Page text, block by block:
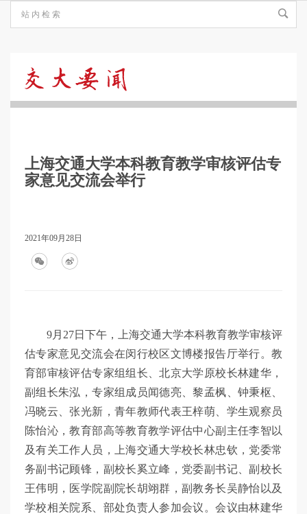
要
上海交通大学本科教育教学审核评估专
家意见交流会举行
2021年09月28日
9月27日下午，上海交通大学本科教育教学审核评
估专家意见交流会在闵行校区文博楼报告厅举行。教
育部审核评估专家组组长、北京大学原校长林建华，
副组长朱泓，专家组成员闻德亮、黎孟枫、钟秉枢、
冯晓云、张光新，青年教师代表王梓萌、学生观察员
陈怡沁，教育部高等教育教学评估中心副主任李智以
及有关工作人员，上海交通大学校长林忠钦，党委常
务副书记顾锋，副校长奚立峰，党委副书记、副校长
王伟明，医学院副院长胡翊群，副教务长吴静怡以及
学校相关院系、部处负责人参加会议。会议由林建华